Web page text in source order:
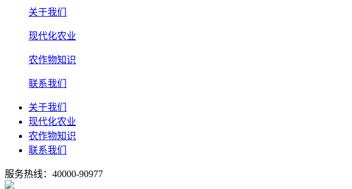
关于我们
现代化农业
农作物知识
联系我们
关于我们
现代化农业
农作物知识
联系我们
服务热线：40000-90977